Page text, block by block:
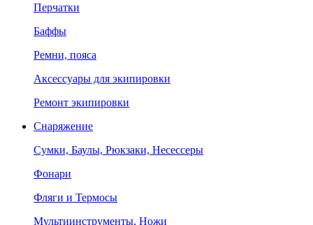
Перчатки
Баффы
Ремни, пояса
Аксессуары для экипировки
Ремонт экипировки
Снаряжение
Сумки, Баулы, Рюкзаки, Несессеры
Фонари
Фляги и Термосы
Мультиинструменты, Ножи